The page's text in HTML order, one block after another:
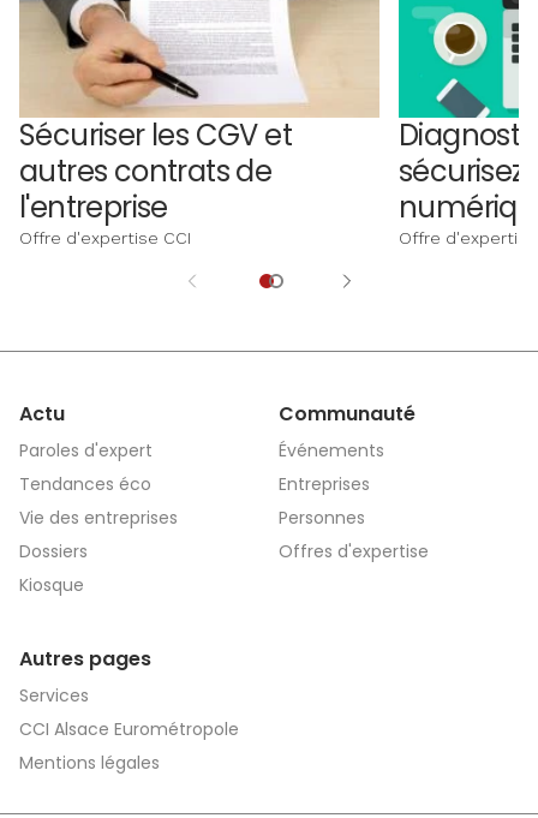
Sécuriser les CGV et
autres contrats de
l'entreprise
Offre d'expertise CCI
sécurisez
Offre d'expertise
Actu
Paroles d'expert
Tendances éco
Vie des entreprises
Dossiers
Kiosque
Communauté
Événements
Entreprises
Personnes
Offres d'expertise
Autres pages
Services
CCI Alsace Eurométropole
Mentions légales